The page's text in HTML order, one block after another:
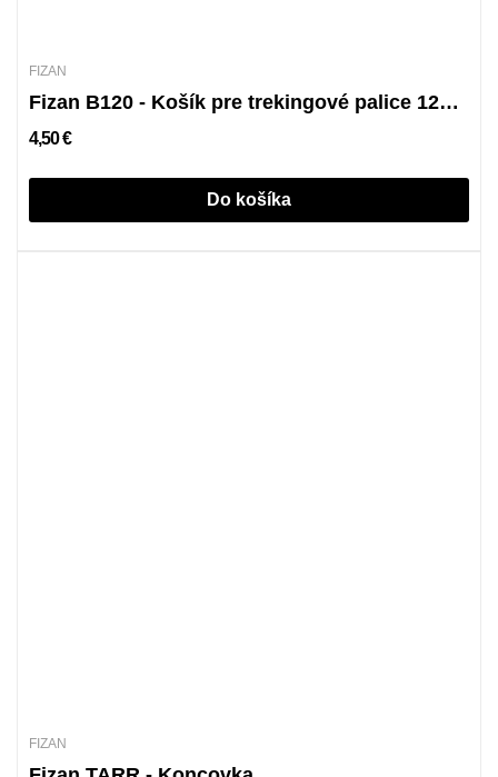
FIZAN
Fizan B120 - Košík pre trekingové palice 120mm
4,50 €
Do košíka
FIZAN